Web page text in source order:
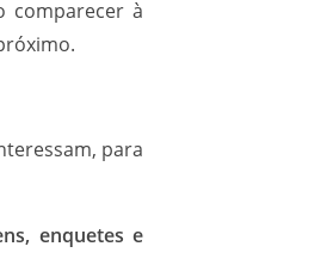
comparecer à
para
enquetes e